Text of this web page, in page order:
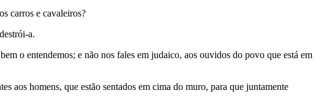
carros e cavaleiros?
a.
o entendemos; e não nos fales em judaico, aos ouvidos do povo que está em
aos homens, que estão sentados em cima do muro, para que juntamente